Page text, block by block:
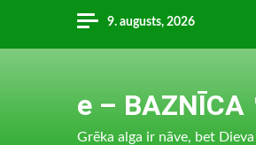
content
9. augusts, 2026
e – BAZNĪCA
Grēka alga ir nāve, bet